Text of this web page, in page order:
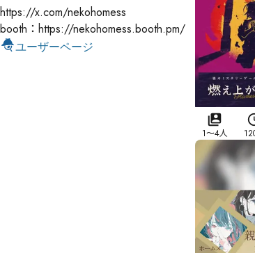
https://x.com/nekohomess
booth：https://nekohomess.booth.pm/
ユーザーページ
1〜4人